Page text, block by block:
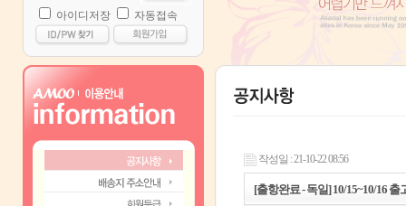
아이디저장 자동접속
작성일 : 21-10-22 08:56
[출항완료 - 독일] 10/15~10/16